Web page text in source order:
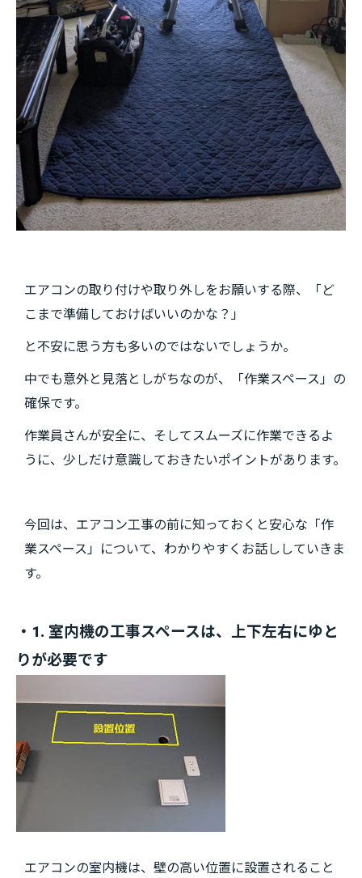
エアコンの取り付けや取り外しをお願いする際、「ど
こまで準備しておけばいいのかな？」
と不安に思う方も多いのではないでしょうか。
中でも意外と見落としがちなのが、「作業スペース」の
確保です。
作業員さんが安全に、そしてスムーズに作業できるよ
うに、少しだけ意識しておきたいポイントがあります。
今回は、エアコン工事の前に知っておくと安心な「作
業スペース」について、わかりやすくお話ししていきま
す。
・1. 室内機の工事スペースは、上下左右にゆと
りが必要です
エアコンの室内機は、壁の高い位置に設置されること